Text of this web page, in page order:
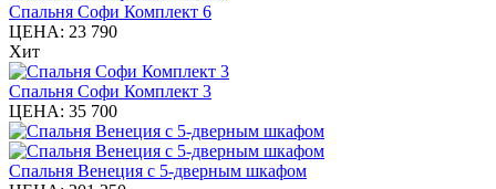
Спальня Софи Комплект 6
ЦЕНА: 23 790
Хит
Спальня Софи Комплект 3
ЦЕНА: 35 700
Спальня Венеция с 5-дверным шкафом